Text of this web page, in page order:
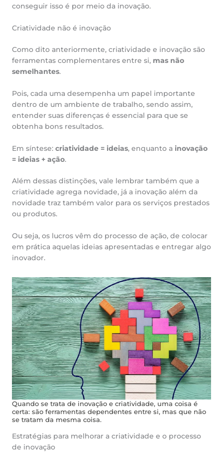
conseguir isso é por meio da inovação.
Criatividade não é inovação
Como dito anteriormente, criatividade e inovação são
ferramentas complementares entre si, mas não
semelhantes.
Pois, cada uma desempenha um papel importante
dentro de um ambiente de trabalho, sendo assim,
entender suas diferenças é essencial para que se
obtenha bons resultados.
Em síntese: criatividade = ideias, enquanto a inovação
= ideias + ação.
Além dessas distinções, vale lembrar também que a
criatividade agrega novidade, já a inovação além da
novidade traz também valor para os serviços prestados
ou produtos.
Ou seja, os lucros vêm do processo de ação, de colocar
em prática aquelas ideias apresentadas e entregar algo
inovador.
Quando se trata de inovação e criatividade, uma coisa é
certa: são ferramentas dependentes entre si, mas que não
se tratam da mesma coisa.
Estratégias para melhorar a criatividade e o processo
de inovação